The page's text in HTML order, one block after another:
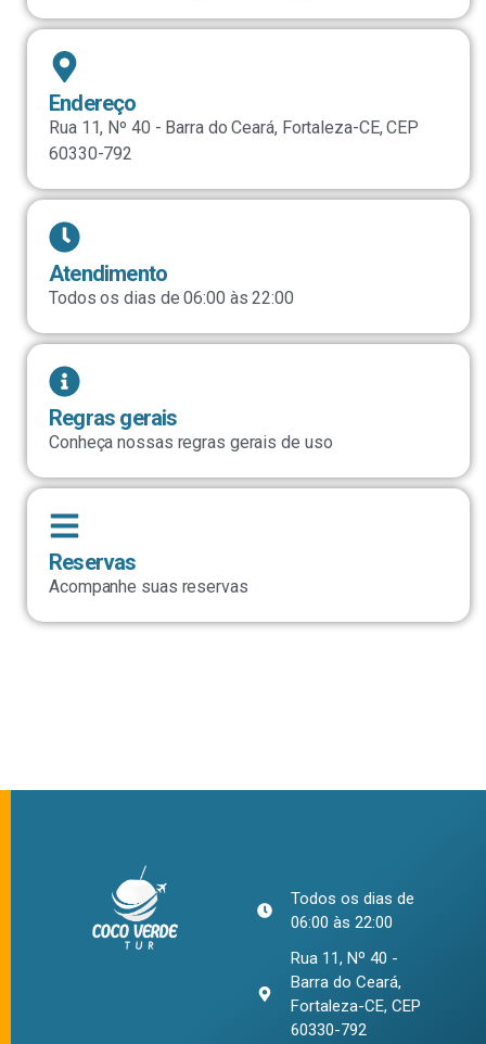
Endereço
Rua 11, Nº 40 - Barra do Ceará, Fortaleza-CE, CEP
60330-792
Atendimento
Todos os dias de 06:00 às 22:00
Regras gerais
Conheça nossas regras gerais de uso
Reservas
Acompanhe suas reservas
Todos os dias de
06:00 às 22:00
Rua 11, Nº 40 -
Barra do Ceará,
Fortaleza-CE, CEP
60330-792